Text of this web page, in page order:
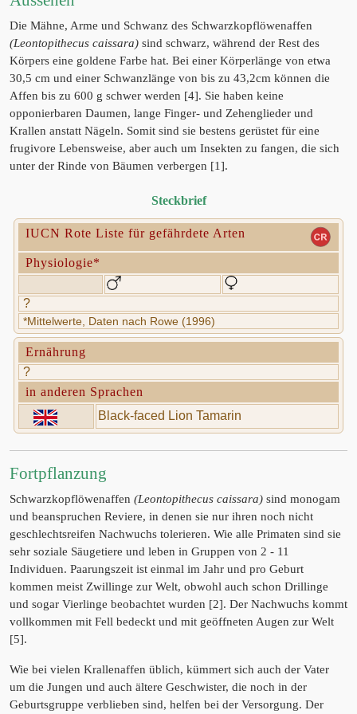
Die Mähne, Arme und Schwanz des Schwarzkopflöwenaffen
(Leontopithecus caissara) sind schwarz, während der Rest des
Körpers eine goldene Farbe hat. Bei einer Körperlänge von etwa
30,5 cm und einer Schwanzlänge von bis zu 43,2cm können die
Affen bis zu 600 g schwer werden [4]. Sie haben keine
opponierbaren Daumen, lange Finger- und Zehenglieder und
Krallen anstatt Nägeln. Somit sind sie bestens gerüstet für eine
frugivore Lebensweise, aber auch um Insekten zu fangen, die sich
unter der Rinde von Bäumen verbergen [1].
Steckbrief
IUCN Rote Liste für gefährdete Arten
Physiologie*
?
*Mittelwerte, Daten nach Rowe (1996)
Ernährung
?
in anderen Sprachen
Black-faced Lion Tamarin
Fortpflanzung
Schwarzkopflöwenaffen (Leontopithecus caissara) sind monogam
und beanspruchen Reviere, in denen sie nur ihren noch nicht
geschlechtsreifen Nachwuchs tolerieren. Wie alle Primaten sind sie
sehr soziale Säugetiere und leben in Gruppen von 2 - 11
Individuen. Paarungszeit ist einmal im Jahr und pro Geburt
kommen meist Zwillinge zur Welt, obwohl auch schon Drillinge
und sogar Vierlinge beobachtet wurden [2]. Der Nachwuchs kommt
vollkommen mit Fell bedeckt und mit geöffneten Augen zur Welt
[5].
Wie bei vielen Krallenaffen üblich, kümmert sich auch der Vater
um die Jungen und auch ältere Geschwister, die noch in der
Geburtsgruppe verblieben sind, helfen bei der Versorgung. Der